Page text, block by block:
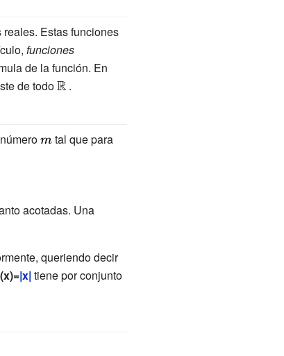
Estas funciones
funciones
de la función. En
de todo{\displaystyle
.
{\displaystyle
tal que para
acotadas. Una
queriendo decir
|x| tiene por conjunto